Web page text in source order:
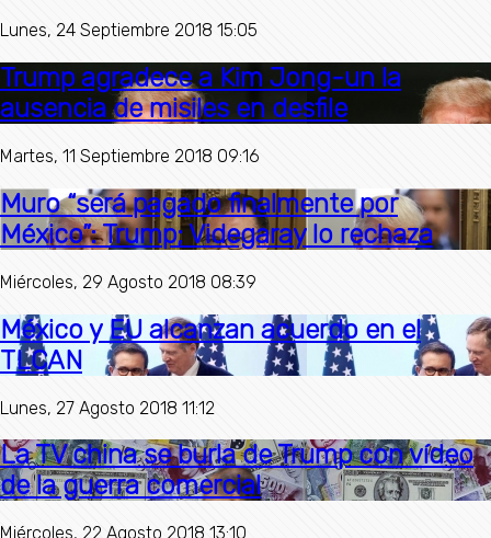
Lunes, 24 Septiembre 2018 15:05
Trump agradece a Kim Jong-un la
ausencia de misiles en desfile
Martes, 11 Septiembre 2018 09:16
Muro “será pagado finalmente por
México”: Trump; Videgaray lo rechaza
Miércoles, 29 Agosto 2018 08:39
México y EU alcanzan acuerdo en el
TLCAN
Lunes, 27 Agosto 2018 11:12
La TV china se burla de Trump con vídeo
de la guerra comercial
Miércoles, 22 Agosto 2018 13:10